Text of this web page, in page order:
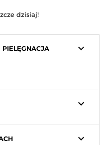
dzisiaj!
keyboard_arrow_down
keyboard_arrow_down
keyboard_arrow_down